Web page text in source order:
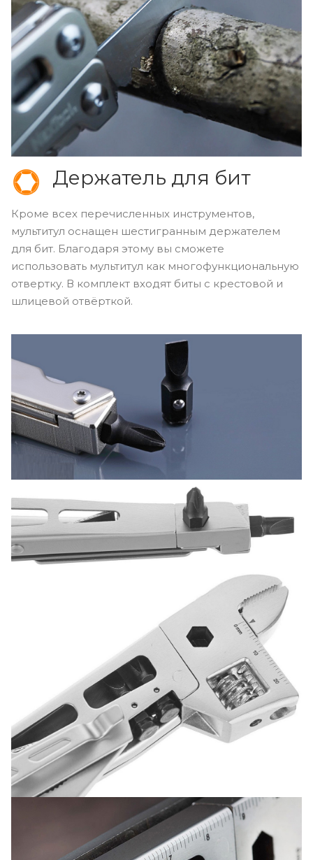
Держатель для бит
Кроме всех перечисленных инструментов,
мультитул оснащен шестигранным держателем
для бит. Благодаря этому вы сможете
использовать мультитул как многофункциональную
отвертку. В комплект входят биты с крестовой и
шлицевой отвёрткой.